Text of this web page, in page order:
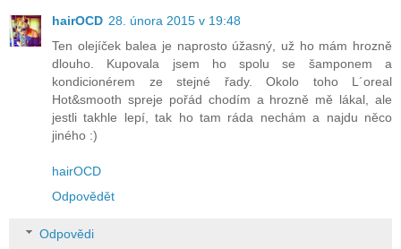
hairOCD 28. února 2015 v 19:48
Ten olejíček balea je naprosto úžasný, už ho mám hrozně
dlouho. Kupovala jsem ho spolu se šamponem a
kondicionérem ze stejné řady. Okolo toho L´oreal
Hot&smooth spreje pořád chodím a hrozně mě lákal, ale
jestli takhle lepí, tak ho tam ráda nechám a najdu něco
jiného :)
hairOCD
Odpovědět
Odpovědi